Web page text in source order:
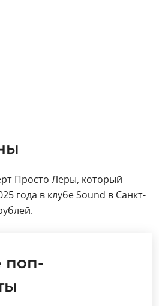
Просто Леры, который
года в клубе Sound в Санкт-
поп-